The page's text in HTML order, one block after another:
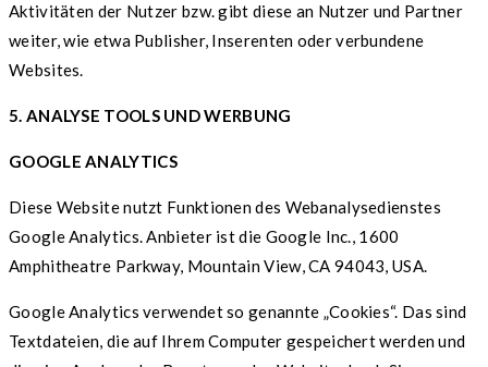
Aktivitäten der Nutzer bzw. gibt diese an Nutzer und Partner
weiter, wie etwa Publisher, Inserenten oder verbundene
Websites.
5. ANALYSE TOOLS UND WERBUNG
GOOGLE ANALYTICS
Diese Website nutzt Funktionen des Webanalysedienstes
Google Analytics. Anbieter ist die Google Inc., 1600
Amphitheatre Parkway, Mountain View, CA 94043, USA.
Google Analytics verwendet so genannte „Cookies“. Das sind
Textdateien, die auf Ihrem Computer gespeichert werden und